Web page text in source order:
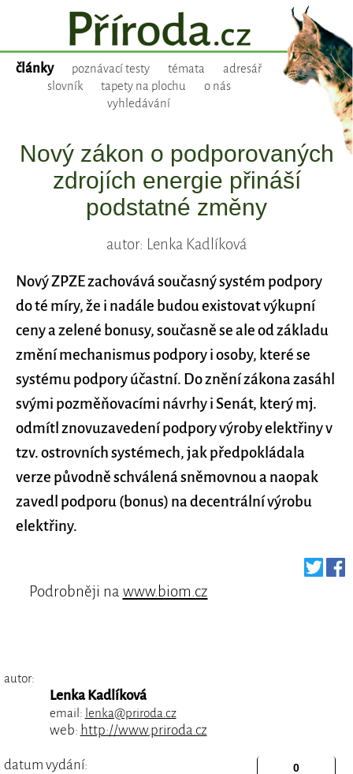
články poznávací testy témata
adresář
slovník
tapety na plochu
o nás
vyhledávání
Nový zákon o podporovaných
zdrojích energie přináší
podstatné změny
autor: Lenka Kadlíková
Nový ZPZE zachovává současný systém podpory
do té míry, že i nadále budou existovat výkupní
ceny a zelené bonusy, současně se ale od základu
změní mechanismus podpory i osoby, které se
systému podpory účastní. Do znění zákona zasáhl
svými pozměňovacími návrhy i Senát, který mj.
odmítl znovuzavedení podpory výroby elektřiny v
tzv. ostrovních systémech, jak předpokládala
verze původně schválená sněmovnou a naopak
zavedl podporu (bonus) na decentrální výrobu
elektřiny.
Podrobněji na www.biom.cz
autor:
Lenka Kadlíková
email: lenka@priroda.cz
web: http://www.priroda.cz
datum vydání: